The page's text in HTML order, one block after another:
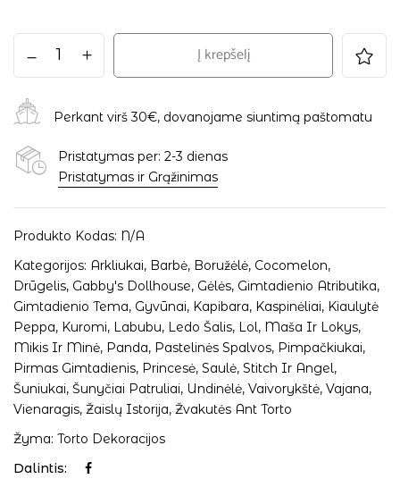
Į krepšelį
Perkant virš 30€, dovanojame siuntimą paštomatu
Pristatymas per: 2-3 dienas
Pristatymas ir Grąžinimas
Produkto Kodas: N/A
Kategorijos: Arkliukai, Barbė, Boružėlė, Cocomelon,
Drūgelis, Gabby's Dollhouse, Gėlės, Gimtadienio Atributika,
Gimtadienio Tema, Gyvūnai, Kapibara, Kaspinėliai, Kiaulytė
Peppa, Kuromi, Labubu, Ledo Šalis, Lol, Maša Ir Lokys,
Mikis Ir Minė, Panda, Pastelinės Spalvos, Pimpačkiukai,
Pirmas Gimtadienis, Princesė, Saulė, Stitch Ir Angel,
Šuniukai, Šunyčiai Patruliai, Undinėlė, Vaivorykštė, Vajana,
Vienaragis, Žaislų Istorija, Žvakutės Ant Torto
Žyma: Torto Dekoracijos
Dalintis: